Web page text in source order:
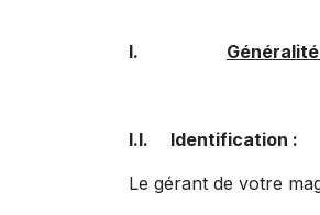
I.
I.I. Identification :
Le gérant de votre